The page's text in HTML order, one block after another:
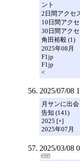
ント
2日間アクセ
10日間アク
30日間アク
角田裕毅 (1)
2025年08月
F1jp
F1jp
<
2025/07/08
月サンに出
告知 (141)
2025 [+]
2025年07月
2025/03/08